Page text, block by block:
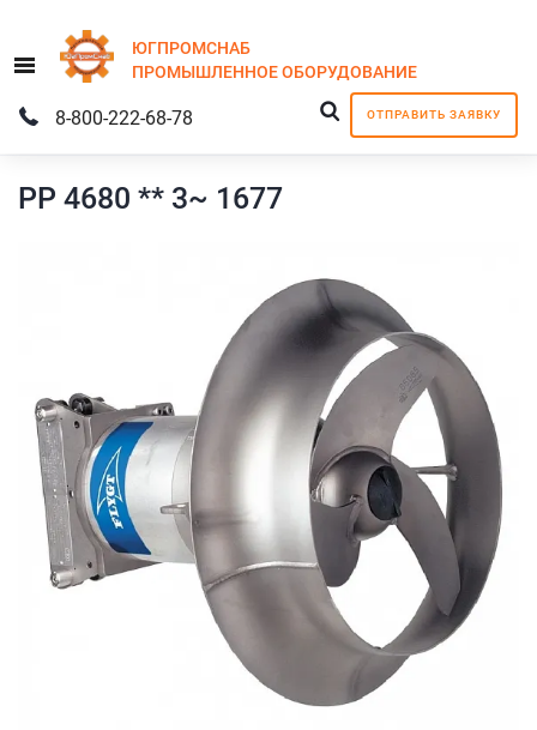
Menu
ЮГПРОМСНАБ
ПРОМЫШЛЕННОЕОБОРУДОВАНИЕ
ОТПРАВИТЬ ЗАЯВКУ
8-800-222-68-78
PP 4680 ** 3~ 1677